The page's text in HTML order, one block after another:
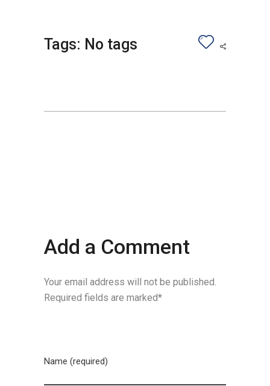
Tags: No tags
Add a Comment
Your email address will not be published.
Required fields are marked*
Name (required)